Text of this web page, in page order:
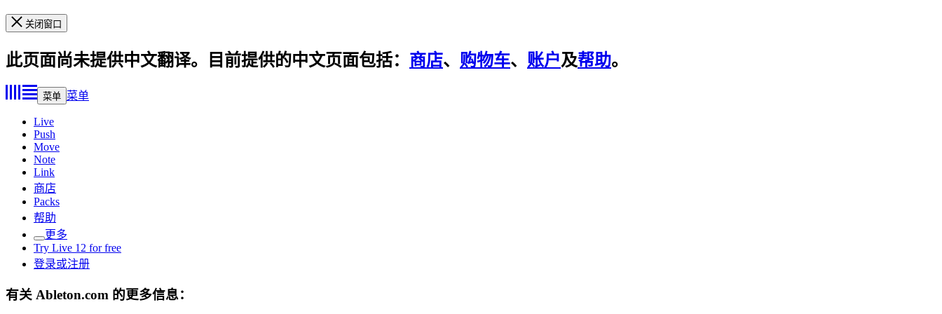
关闭窗口
此页面尚未提供中文翻译。目前提供的中文页面包括： 商店、 购物车、 账户及帮助。
菜单 菜单
Live
Push
Move
Note
Link
商店
Packs
帮助
更多
Try Live 12 for free
登录或注册
有关 Ableton.com 的更多信息：